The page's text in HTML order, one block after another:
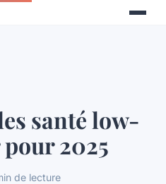
santé low-
2025
de lecture